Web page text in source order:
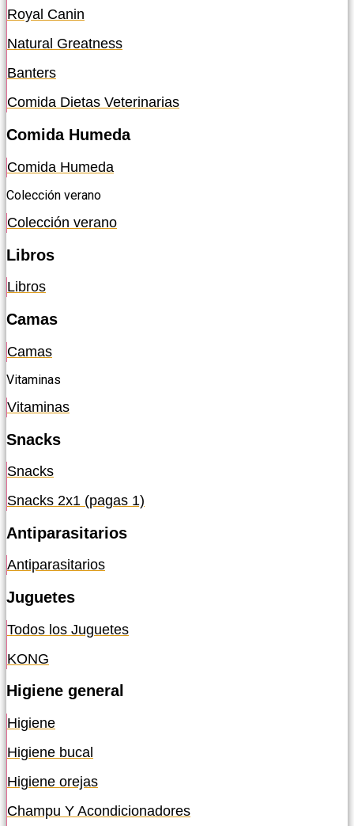
Royal Canin
Natural Greatness
Banters
Comida Dietas Veterinarias
Comida Humeda
Comida Humeda
Colección verano
Colección verano
Libros
Libros
Camas
Camas
Vitaminas
Vitaminas
Snacks
Snacks
Snacks 2x1 (pagas 1)
Antiparasitarios
Antiparasitarios
Juguetes
Todos los Juguetes
KONG
Higiene general
Higiene
Higiene bucal
Higiene orejas
Champu Y Acondicionadores